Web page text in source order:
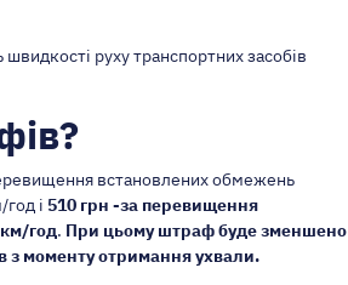
руху транспортних засобів
встановлених обмежень
і 510 грн -за перевищення
год. При цьому штраф буде зменшено
з моменту отримання ухвали.